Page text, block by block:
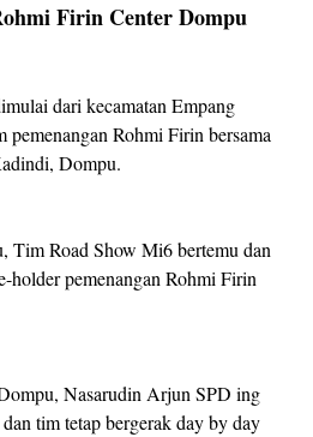
Firin Center Dompu
dari kecamatan Empang
pemenangan Rohmi Firin bersama
Dompu.
Tim Road Show Mi6 bertemu dan
holder pemenangan Rohmi Firin
Nasarudin Arjun SPD ing
tim tetap bergerak day by day